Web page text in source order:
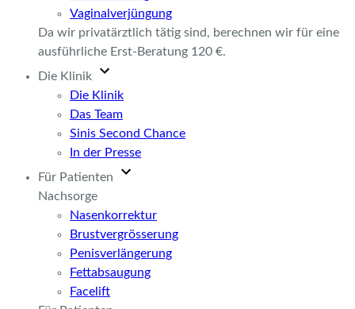
Vaginalverjüngung
Da wir privatärztlich tätig sind, berechnen wir für eine
ausführliche Erst-Beratung 120 €.
Die Klinik
Die Klinik
Das Team
Sinis Second Chance
In der Presse
Für Patienten
Nachsorge
Nasenkorrektur
Brustvergrösserung
Penisverlängerung
Fettabsaugung
Facelift